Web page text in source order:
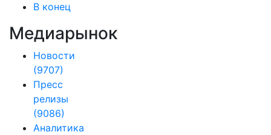
В конец
Медиарынок
Новости
(9707)
Пресс
релизы
(9086)
Аналитика